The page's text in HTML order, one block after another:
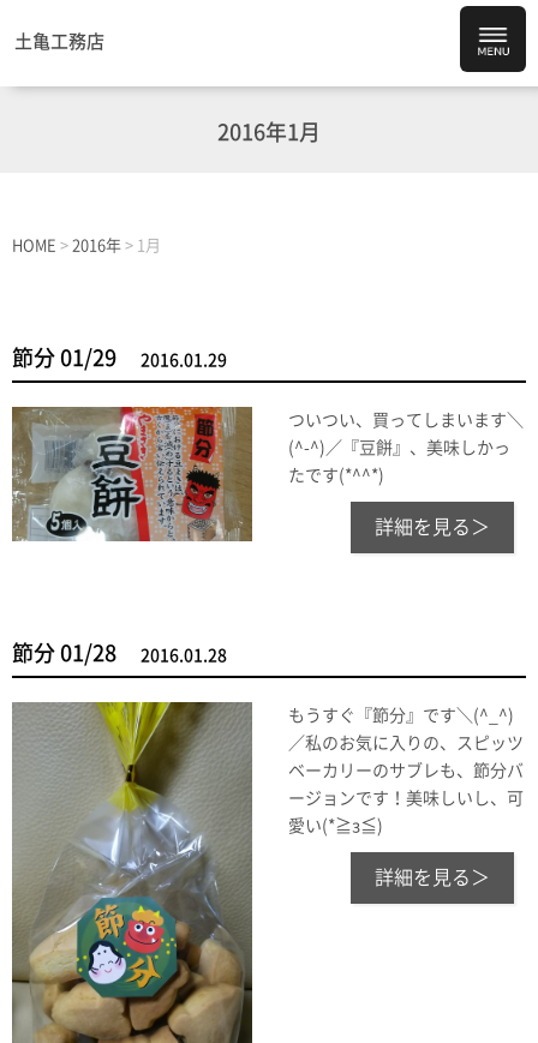
土亀工務店
2016年1月
HOME > 2016年 > 1月
節分 01/29 2016.01.29
ついつい、買ってしまいます＼
(^-^)／『豆餅』、美味しかっ
たです(*^^*)
詳細を見る＞
節分 01/28 2016.01.28
もうすぐ『節分』です＼(^_^)
／私のお気に入りの、スピッツ
ベーカリーのサブレも、節分バ
ージョンです！美味しいし、可
愛い(*≧з≦)
詳細を見る＞